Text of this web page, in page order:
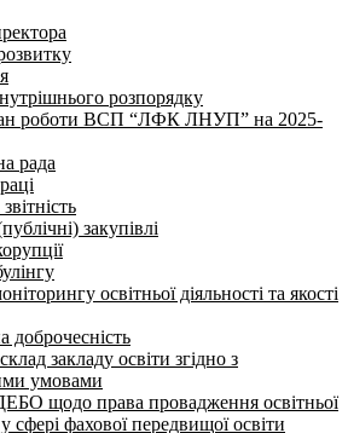
розпорядку
роботи ВСП “ЛФК ЛНУП” на 2025-
рада
закупівлі
освітньої діяльності та якості
доброчесність
закладу освіти згідно з
умовами
щодо права провадження освітньої
у сфері фахової передвищої освіти